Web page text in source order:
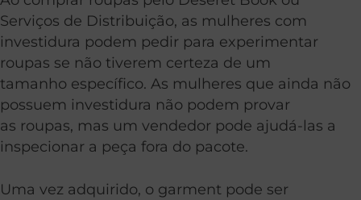
Serviços de Distribuição, as mulheres com
investidura podem pedir para experimentar
roupas se não tiverem certeza de um
tamanho específico. As mulheres que ainda não
possuem investidura não podem provar
as roupas, mas um vendedor pode ajudá-las a
inspecionar a peça fora do pacote.
Uma vez adquirido, o garment pode ser